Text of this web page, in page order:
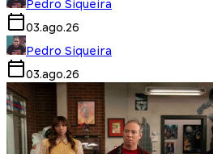
Pedro Siqueira
03.ago.26
Pedro Siqueira
03.ago.26